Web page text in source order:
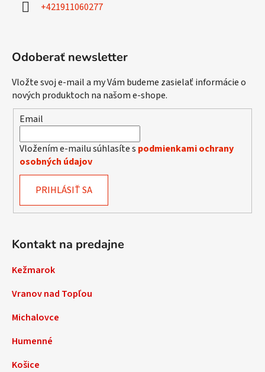
+421911060277
Odoberať newsletter
Vložte svoj e-mail a my Vám budeme zasielať informácie o
nových produktoch na našom e-shope.
Email
Vložením e-mailu súhlasíte s podmienkami ochrany
osobných údajov
PRIHLÁSIŤ SA
Kontakt na predajne
Kežmarok
Vranov nad Topľou
Michalovce
Humenné
Košice